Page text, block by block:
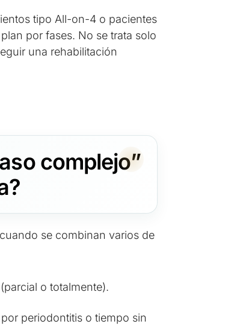
tipo All-on-4 o pacientes
por fases. No se trata solo
una rehabilitación
complejo”
se combinan varios de
o totalmente).
periodontitis o tiempo sin